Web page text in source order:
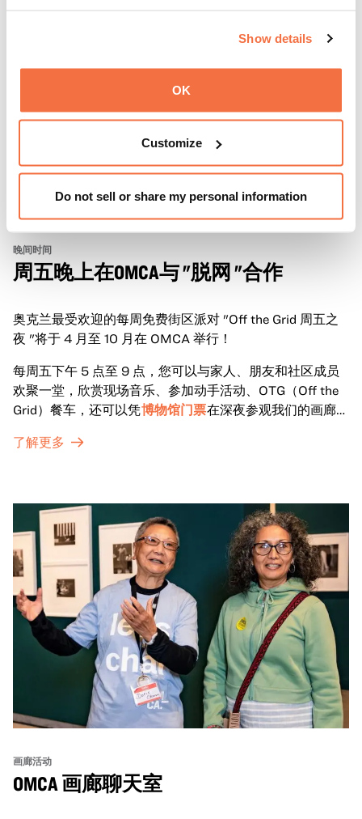
Show details
OK
Customize
Do not sell or share my personal information
晚间时间
周五晚上在OMCA与 "脱网 "合作
奥克兰最受欢迎的每周免费街区派对 "Off the Grid 周五之
夜 "将于 4 月至 10 月在 OMCA 举行！
每周五下午 5 点至 9 点，您可以与家人、朋友和社区成员
欢聚一堂，欣赏现场音乐、参加动手活动、OTG（Off the
Grid）餐车，还可以凭博物馆门票在深夜参观我们的画廊和
了解更多
画廊活动
OMCA 画廊聊天室